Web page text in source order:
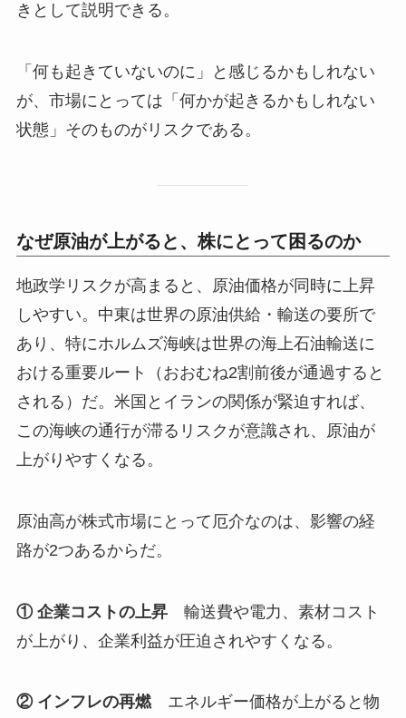
きとして説明できる。
「何も起きていないのに」と感じるかもしれない
が、市場にとっては「何かが起きるかもしれない
状態」そのものがリスクである。
なぜ原油が上がると、株にとって困るのか
地政学リスクが高まると、原油価格が同時に上昇
しやすい。中東は世界の原油供給・輸送の要所で
あり、特にホルムズ海峡は世界の海上石油輸送に
おける重要ルート（おおむね2割前後が通過すると
される）だ。米国とイランの関係が緊迫すれば、
この海峡の通行が滞るリスクが意識され、原油が
上がりやすくなる。
原油高が株式市場にとって厄介なのは、影響の経
路が2つあるからだ。
① 企業コストの上昇輸送費や電力、素材コスト
が上がり、企業利益が圧迫されやすくなる。
② インフレの再燃エネルギー価格が上がると物